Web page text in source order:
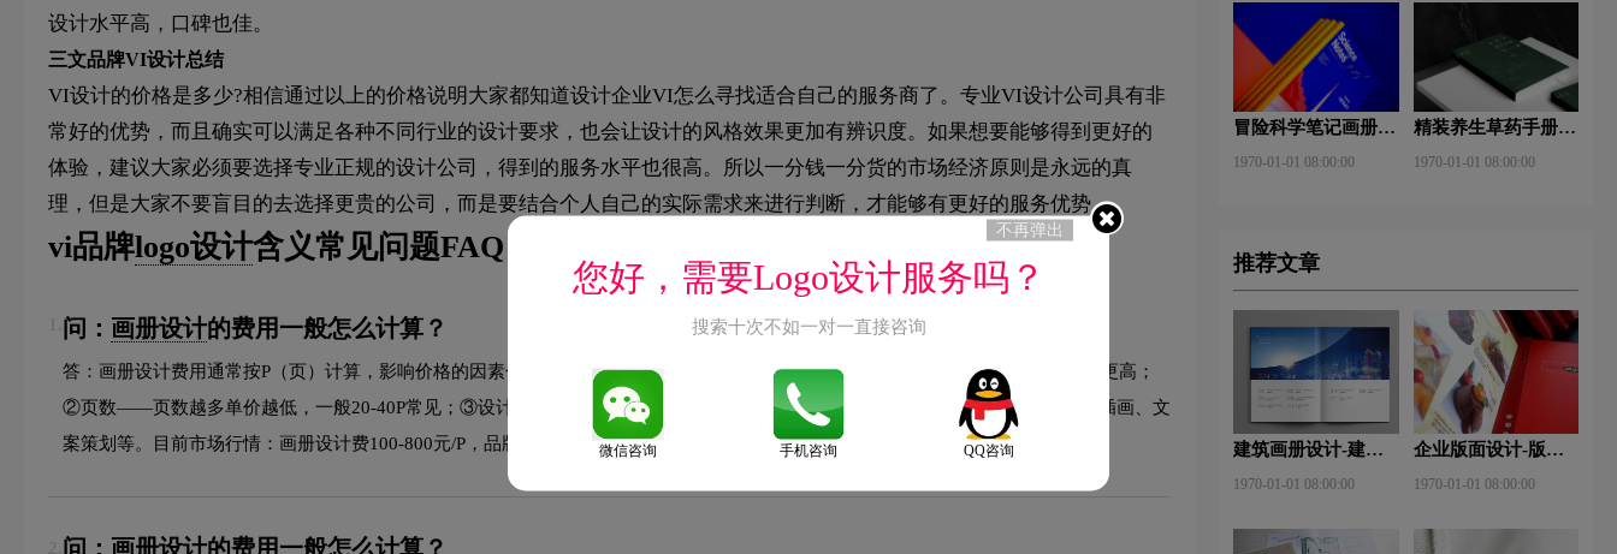
设计水平高，口碑也佳。
三文品牌VI设计总结
VI设计的价格是多少?相信通过以上的价格说明大家都知道设计企业VI怎么寻找适合自己的服务商了。专业VI设计公司具有非
常好的优势，而且确实可以满足各种不同行业的设计要求，也会让设计的风格效果更加有辨识度。如果想要能够得到更好的
体验，建议大家必须要选择专业正规的设计公司，得到的服务水平也很高。所以一分钱一分货的市场经济原则是永远的真
理，但是大家不要盲目的去选择更贵的公司，而是要结合个人自己的实际需求来进行判断，才能够有更好的服务优势。
vi品牌logo设计含义常见问题FAQ
问： 画册设计的费用一般怎么计算？
答：画册设计费用通常按P（页）计算，影响价格的因素包括：①设计难度——企业画册比产品目录复杂，品牌画册比活动画册要求更高；
②页数——页数越多单价越低，一般20-40P常见；③设计师资历——资深设计师收费是初级的2-3倍；④附加服务——是否含摄影、插画、文
案策划等。目前市场行情：画册设计费100-800元/P，品牌全案策划型画册设计费800-2000元/P。
2. 问：画册设计的费用一般怎么计算？
冒险科学笔记画册设
1970-01-01 08:00:00
精装养生草药手册设
1970-01-01 08:00:00
推荐文章
建筑画册设计-建筑
什么？有什么作用？
1970-01-01 08:00:00
企业版面设计-版面
形式有哪些？
1970-01-01 08:00:00
不再弹出
您好，需要Logo设计服务吗？
搜索十次不如一对一直接咨询
微信咨询 手机咨询 QQ咨询